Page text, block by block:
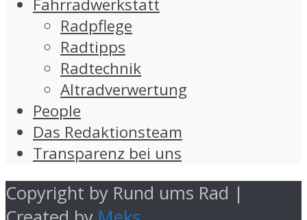
Radpflege
Radtipps
Radtechnik
Altradverwertung
People
Das Redaktionsteam
Transparenz bei uns
Copyright by Rund ums Rad |